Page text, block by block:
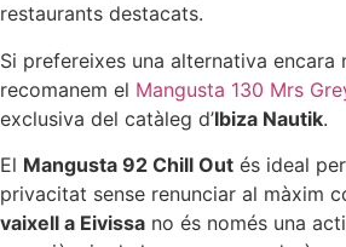
restaurants destacats.
Si prefereixes una alternativa encara
recomanem el Mangusta 130 Mrs
exclusiva del catàleg d’Ibiza Nautik.
El Mangusta 92 Chill Out és ideal
privacitat sense renunciar al màxim
vaixell a Eivissa no és només una